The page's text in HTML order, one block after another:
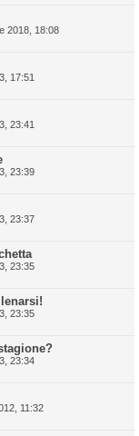
2018, 18:08
17:51
23:41
23:39
23:37
23:35
23:35
23:34
11:32